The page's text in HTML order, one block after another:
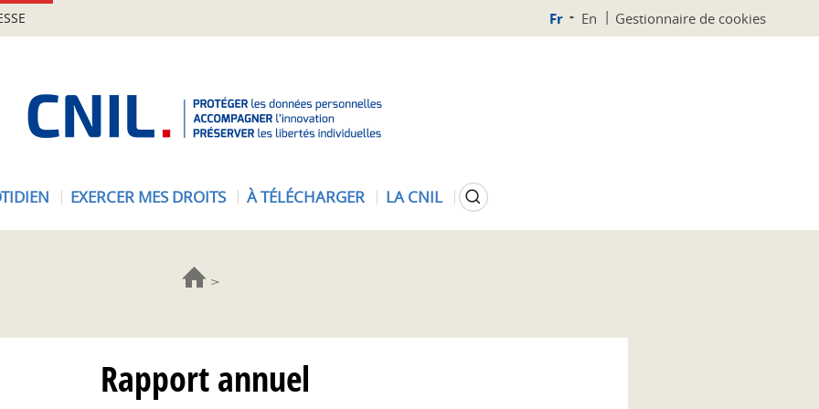
Fr En Gestionnaire de cookies
EXERCER MES DROITS À TÉLÉCHARGER LA CNIL Rechercher
Rapport annuel